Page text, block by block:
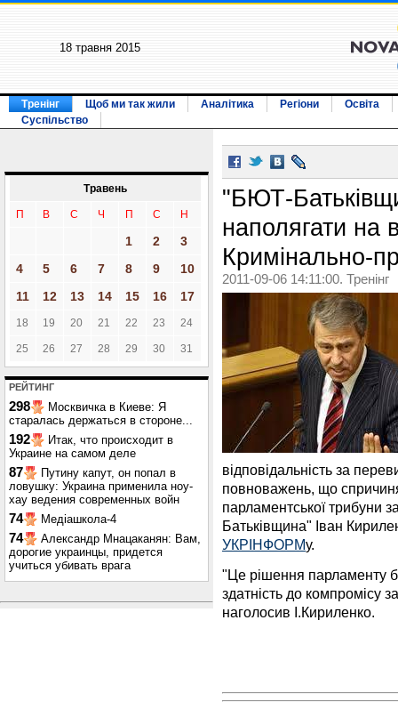
18 травня 2015
Тренінг Щоб ми так жили Аналітика Регіони
Освіта
Суспільство
Травень
П В С Ч П С Н
1 2
3
4
5 6 7 8 9
10
11
12 13 14 15 16 17
18 19 20 21 22 23 24
25 26 27 28 29 30 31
РЕЙТИНГ
298
Москвичка в Киеве: Я
старалась держаться в стороне...
192
Итак, что происходит в
Украине на самом деле
87
Путину капут, он попал в
ловушку: Украина применила ноу-
хау ведения современных войн
74 Медіашкола-4
74
Александр Мнацаканян: Вам,
дорогие украинцы, придется
учиться убивать врага
"БЮТ-
наполягати на
Кримінально-
2011-09-06 14:11:00. Тренінг
відповідальність за
повноважень, що
парламентської трибуни
Батьківщина" Іван
УКРІНФОРМу.
"Це рішення парламенту
здатність до компромісу
наголосив І.Кириленко.